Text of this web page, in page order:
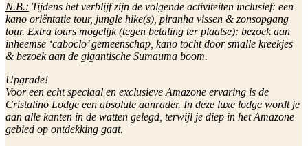
N.B.: Tijdens het verblijf zijn de volgende activiteiten inclusief: een
kano oriëntatie tour, jungle hike(s), piranha vissen & zonsopgang
tour. Extra tours mogelijk (tegen betaling ter plaatse): bezoek aan
inheemse ‘caboclo’ gemeenschap, kano tocht door smalle kreekjes
& bezoek aan de gigantische Sumauma boom.
Upgrade!
Voor een echt speciaal en exclusieve Amazone ervaring is de
Cristalino Lodge een absolute aanrader. In deze luxe lodge wordt je
aan alle kanten in de watten gelegd, terwijl je diep in het Amazone
gebied op ontdekking gaat.